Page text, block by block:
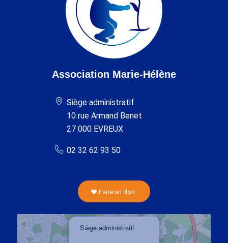
Association Marie-Hélène
Siège administratif
10 rue Armand Benet
27 000 EVREUX
02 32 62 93 50
Faire un don
Siège administratif